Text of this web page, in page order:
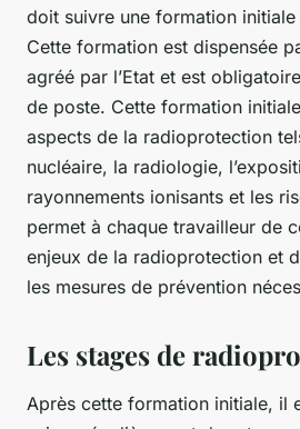
doit suivre une formation
Cette formation est dispensée
agréé par l’Etat et est
de poste. Cette formation
aspects de la radioprotection
nucléaire, la radiologie,
rayonnements ionisants et les
permet à chaque travailleur de
enjeux de la radioprotection et
les mesures de prévention
Les stages de
Après cette formation initiale, il